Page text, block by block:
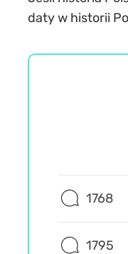
daty w historii
1768
1795